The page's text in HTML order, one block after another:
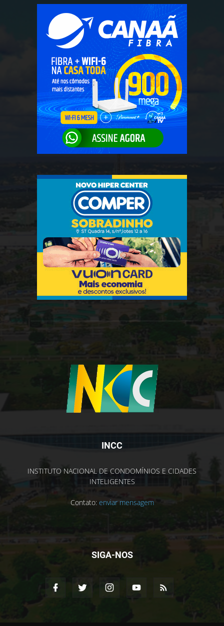
INCC
INSTITUTO NACIONAL DE CONDOMÍNIOS E CIDADES
INTELIGENTES
Contato: enviar mensagem
SIGA-NOS